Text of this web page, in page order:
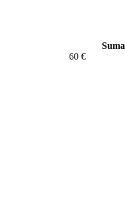
Suma
60 €